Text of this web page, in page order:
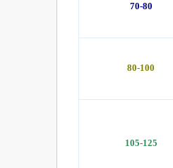
70-80
80-100
105-125